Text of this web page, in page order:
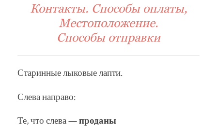
Контакты. Способы оплаты,
Местоположение.
Способы отправки
Старинные лыковые лапти.
Слева направо:
Те, что слева —проданы